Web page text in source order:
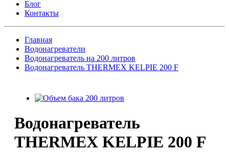
Блог
Контакты
Главная
Водонагреватели
Водонагреватель на 200 литров
Водонагреватель THERMEX KELPIE 200 F
Водонагреватель
THERMEX KELPIE 200 F